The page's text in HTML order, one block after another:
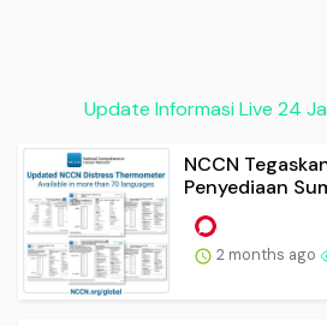
Update Informasi Live 24
NCCN
Penyediaan
2 months ago